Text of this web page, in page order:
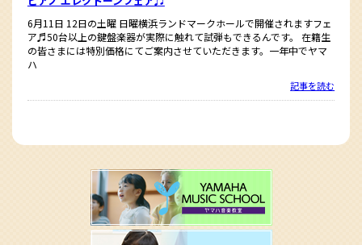
6月11日 12日の土曜 日曜横浜ランドマークホールで開催されますフェ
ア♬50台以上の鍵盤楽器が実際に触れて試弾もできるんです。 在籍生
の皆さまには特別価格にてご案内させていただきます。一年中でヤマ
ハ
記事を読む